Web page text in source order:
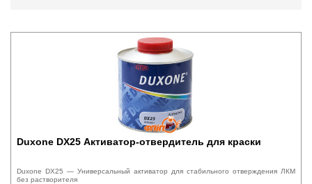
Duxone DX25 Активатор-отвердитель для краски
Duxone DX25 — Универсальный активатор для стабильного отверждения ЛКМ
без растворителя